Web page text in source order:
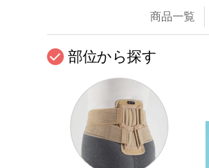
商品一覧
部位から探す